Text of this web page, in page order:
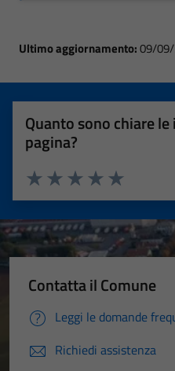
Ultimo aggiornamento:09/09/
Quanto sono chiare
pagina?
Valuta 5
Valuta 4 stelle
Valuta 3 stelle su 5
Valuta 2 stelle su 5
Valuta 1 stelle su 5
Contatta il Comune
Leggi le domande
Richiedi assistenza